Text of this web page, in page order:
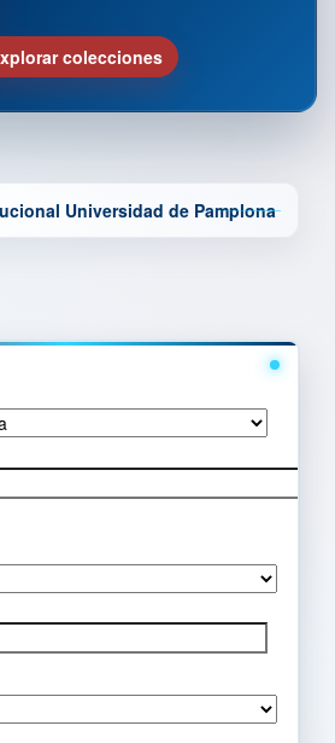
colecciones
Universidad de Pamplona